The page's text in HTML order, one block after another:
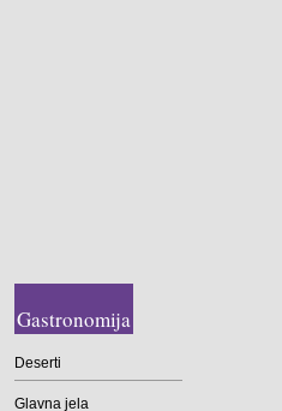
Gastronomija
Deserti
Glavna jela